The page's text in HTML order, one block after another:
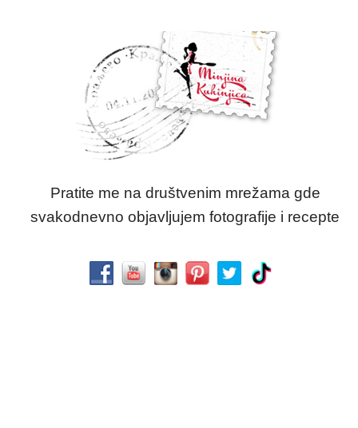
Pratite me na društvenim mrežama gde
svakodnevno objavljujem fotografije i recepte